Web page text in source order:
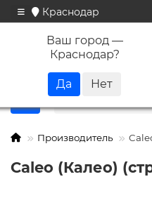
Краснодар
Ваш город —
Краснодар?
Производитель
Caleo (Калео)